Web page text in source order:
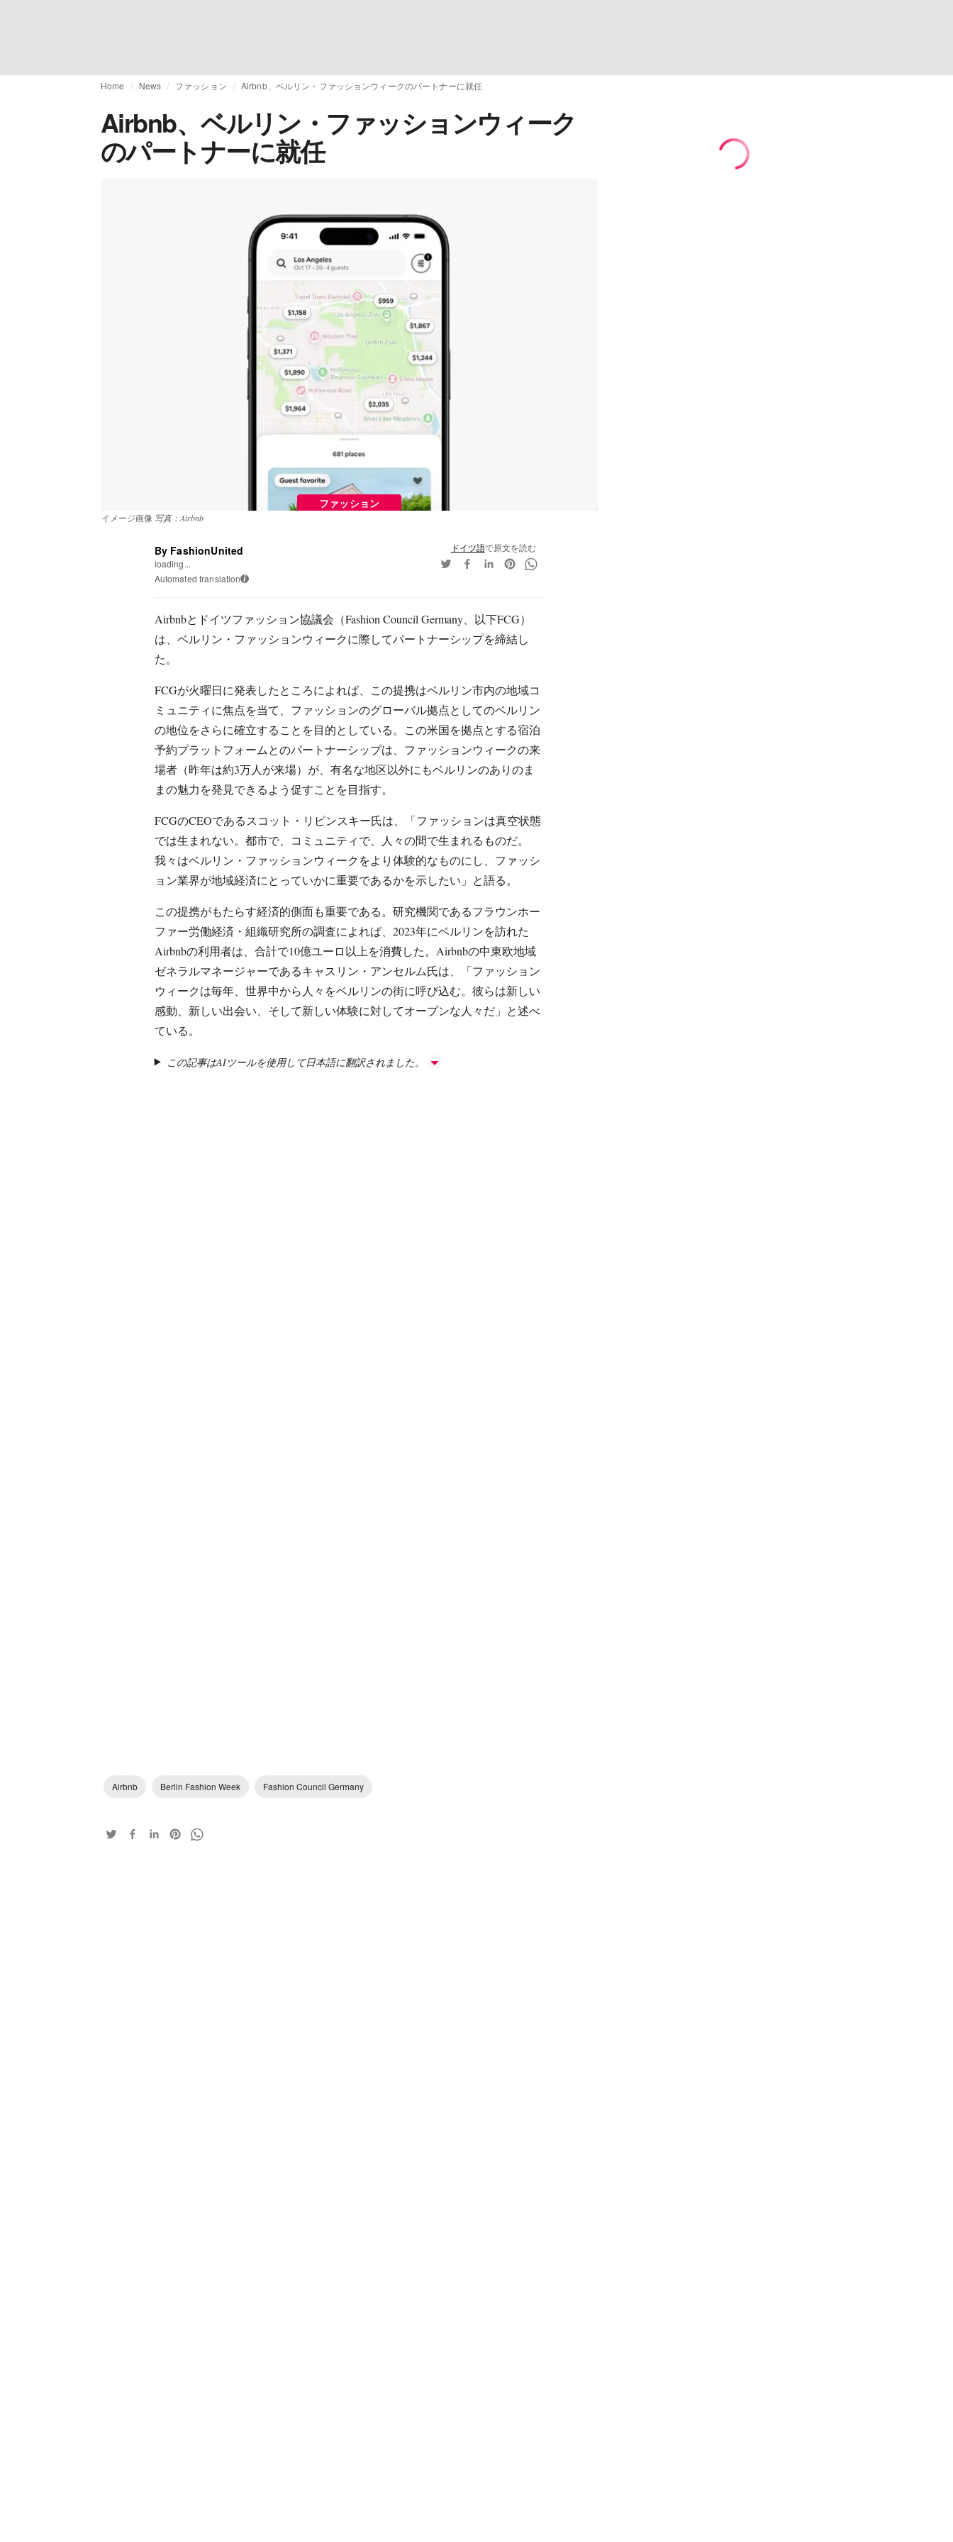
Home News ファッション Airbnb、ベルリン・ファッションウィークのパートナーに就任
Airbnb、ベルリン・ファッションウィーク
のパートナーに就任
ファッション
イメージ画像 写真：Airbnb
By FashionUnited
loading...
Automated translation i
ドイツ語で原文を読む
Airbnbとドイツファッション協議会（Fashion Council Germany、以下FCG）
は、ベルリン・ファッションウィークに際してパートナーシップを締結し
た。
FCGが火曜日に発表したところによれば、この提携はベルリン市内の地域コ
ミュニティに焦点を当て、ファッションのグローバル拠点としてのベルリン
の地位をさらに確立することを目的としている。この米国を拠点とする宿泊
予約プラットフォームとのパートナーシップは、ファッションウィークの来
場者（昨年は約3万人が来場）が、有名な地区以外にもベルリンのありのま
まの魅力を発見できるよう促すことを目指す。
FCGのCEOであるスコット・リピンスキー氏は、「ファッションは真空状態
では生まれない。都市で、コミュニティで、人々の間で生まれるものだ。
我々はベルリン・ファッションウィークをより体験的なものにし、ファッシ
ョン業界が地域経済にとっていかに重要であるかを示したい」と語る。
この提携がもたらす経済的側面も重要である。研究機関であるフラウンホー
ファー労働経済・組織研究所の調査によれば、2023年にベルリンを訪れた
Airbnbの利用者は、合計で10億ユーロ以上を消費した。Airbnbの中東欧地域
ゼネラルマネージャーであるキャスリン・アンセルム氏は、「ファッション
ウィークは毎年、世界中から人々をベルリンの街に呼び込む。彼らは新しい
感動、新しい出会い、そして新しい体験に対してオープンな人々だ」と述べ
ている。
この記事はAIツールを使用して日本語に翻訳されました。
Airbnb Berlin Fashion Week Fashion Council Germany